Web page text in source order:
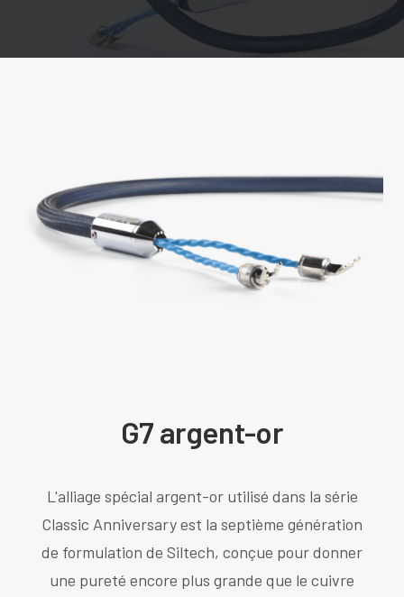
G7 argent-or
L'alliage spécial argent-or utilisé dans la série
Classic Anniversary est la septième génération
de formulation de Siltech, conçue pour donner
une pureté encore plus grande que le cuivre